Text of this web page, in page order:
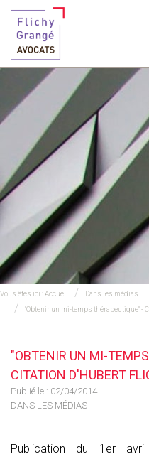
Vous êtes ici :Accueil
Dans les médias
"Obtenir un mi-temps thérapeutique" -
"OBTENIR UN MI-
CITATION D'HUBERT
Publié le : 02/04/2014
DANS LES MÉDIAS
Publication du 1er